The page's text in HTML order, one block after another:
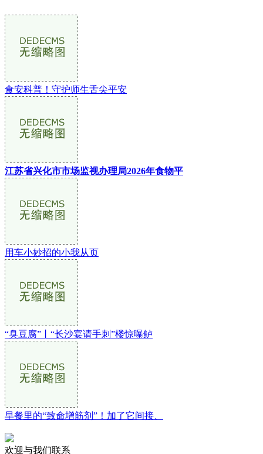
食安科普！守护师生舌尖平安
江苏省兴化市市场监视办理局2026年食物平
用车小妙招的小我从页
“臭豆腐”丨“长沙宴请手刺”楼惊曝鲈
早餐里的“致命增筋剂”！加了它间接、
欢迎与我们联系